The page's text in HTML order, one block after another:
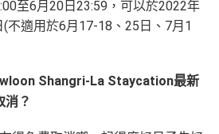
至6月20日23:59，可以於2022年
不適用於6月17-18、25日、7月1
Shangri-La Staycation最新
消？